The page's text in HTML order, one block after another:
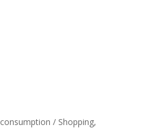
consumption / Shopping,